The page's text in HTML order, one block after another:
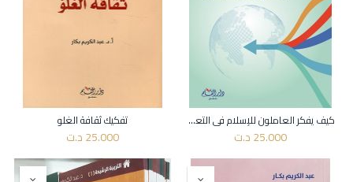
كيف يفكر العاملون للإسلام في التعامل مع التحولات العالمية
25.000د.ت
تفكيك ثقافة الغلو
25.000د.ت